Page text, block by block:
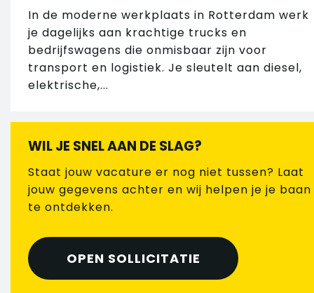
In de moderne werkplaats in Rotterdam werk
je dagelijks aan krachtige trucks en
bedrijfswagens die onmisbaar zijn voor
transport en logistiek. Je sleutelt aan diesel,
elektrische,...
WIL JE SNEL AAN DE SLAG?
Staat jouw vacature er nog niet tussen? Laat
jouw gegevens achter en wij helpen je je baan
te ontdekken.
OPEN SOLLICITATIE